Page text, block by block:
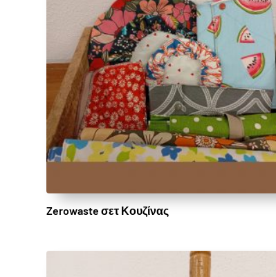
Zerowaste σετ Κουζίνας